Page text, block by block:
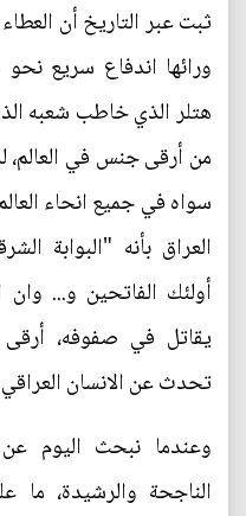
ثبت عبر التاريخ أن
ورائها اندفاع سريع
هتلر الذي خاطب شعبه
من أرقى جنس في العالم،
سواه في جميع انحاء
العراق بأنه "البوابة
أولئك الفاتحين و...
يقاتل في صفوفه،
تحدث عن الانسان
وعندما نبحث اليوم
الناجحة والرشيدة، ما